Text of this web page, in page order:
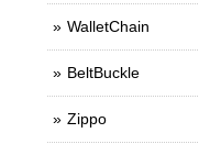
WalletChain
BeltBuckle
Zippo